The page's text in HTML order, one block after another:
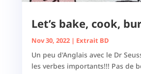
Let’s bake, cook,
Nov 30, 2022| Extrait BD
Un peu d'Anglais avec le Dr
les verbes importants!!! Pas de